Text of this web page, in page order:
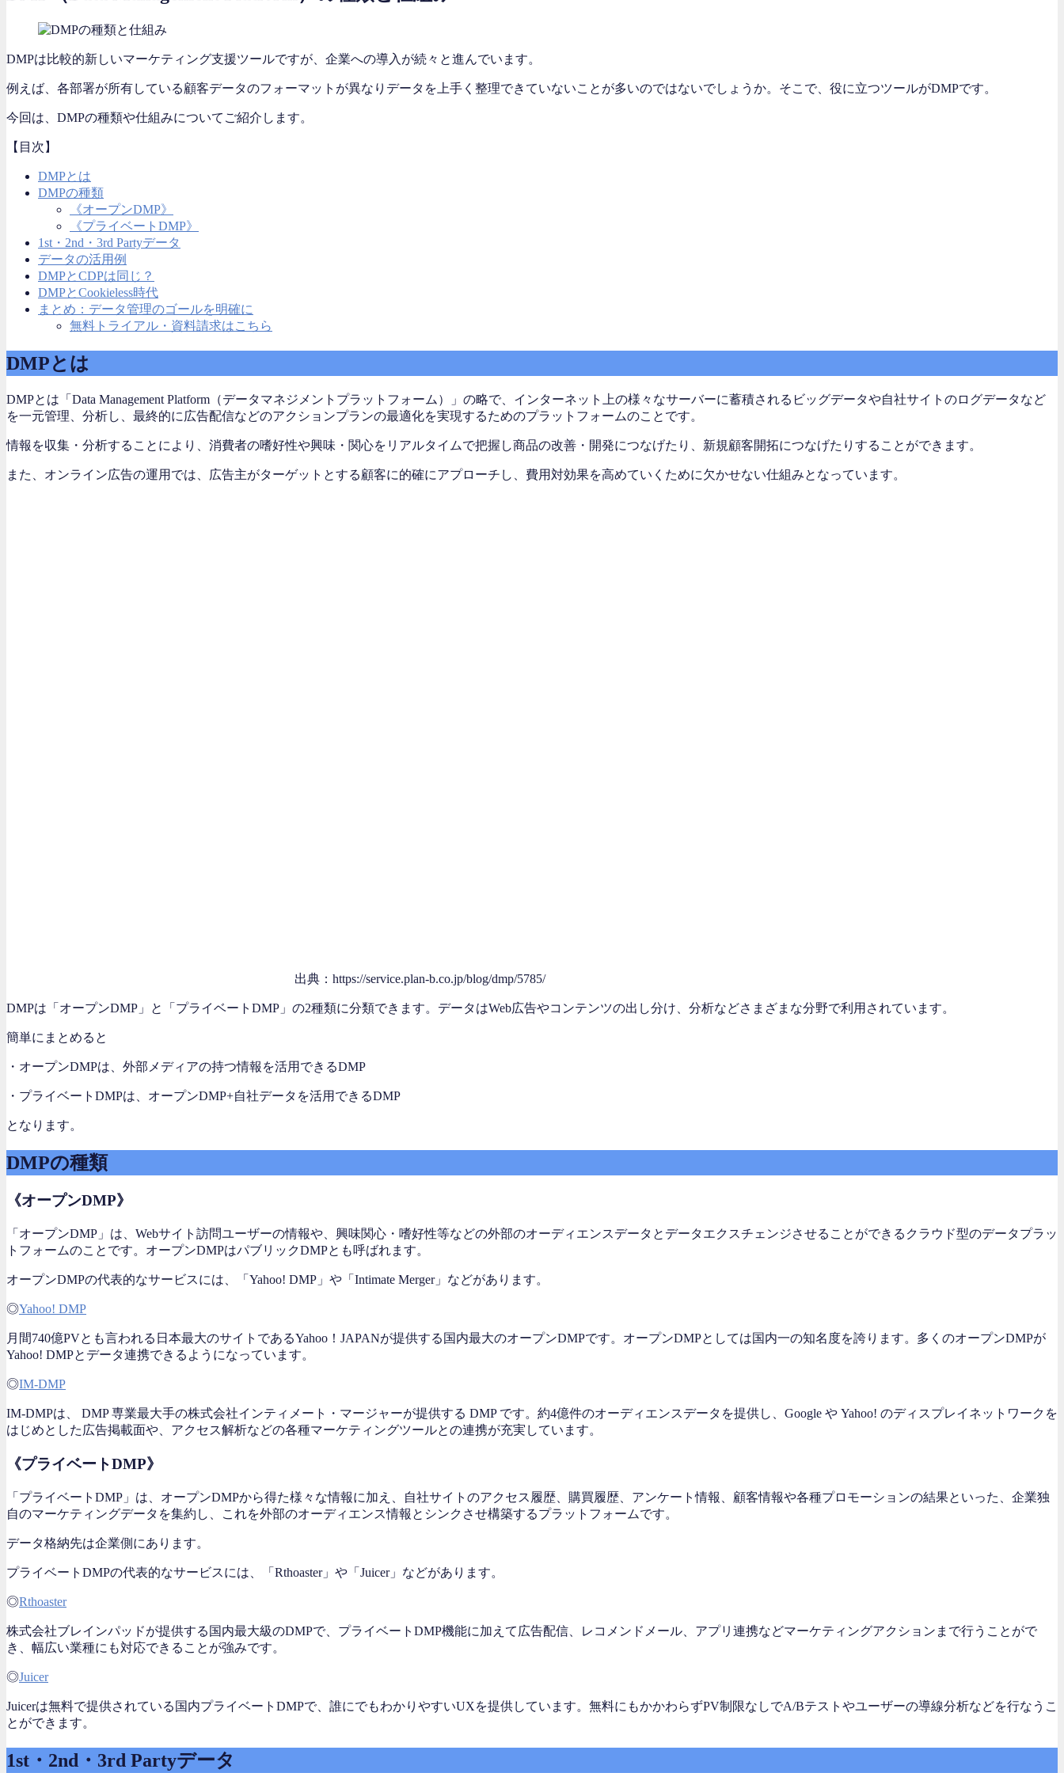
DMPは比較的新しいマーケティング支援ツールですが、企業への導入が続々と進んでいます。
例えば、各部署が所有している顧客データのフォーマットが異なりデータを上手く整理できていないことが多いのではないでしょうか。そこで、役に立つツールがDMPです。
今回は、DMPの種類や仕組みについてご紹介します。
【目次】
DMPとは
DMPの種類
《オープンDMP》
《プライベートDMP》
1st・2nd・3rd Partyデータ
データの活用例
DMPとCDPは同じ？
DMPとCookieless時代
まとめ：データ管理のゴールを明確に
無料トライアル・資料請求はこちら
DMPとは
DMPとは「Data Management Platform（データマネジメントプラットフォーム）」の略で、インターネット上の様々なサーバーに蓄積されるビッグデータや自社サイトのログデータなど
を一元管理、分析し、最終的に広告配信などのアクションプランの最適化を実現するためのプラットフォームのことです。
情報を収集・分析することにより、消費者の嗜好性や興味・関心をリアルタイムで把握し商品の改善・開発につなげたり、新規顧客開拓につなげたりすることができます。
また、オンライン広告の運用では、広告主がターゲットとする顧客に的確にアプローチし、費用対効果を高めていくために欠かせない仕組みとなっています。
出典：https://service.plan-b.co.jp/blog/dmp/5785/
DMPは「オープンDMP」と「プライベートDMP」の2種類に分類できます。データはWeb広告やコンテンツの出し分け、分析などさまざまな分野で利用されています。
簡単にまとめると
・オープンDMPは、外部メディアの持つ情報を活用できるDMP
・プライベートDMPは、オープンDMP+自社データを活用できるDMP
となります。
DMPの種類
《オープンDMP》
「オープンDMP」は、Webサイト訪問ユーザーの情報や、興味関心・嗜好性等などの外部のオーディエンスデータとデータエクスチェンジさせることができるクラウド型のデータプラッ
トフォームのことです。オープンDMPはパブリックDMPとも呼ばれます。
オープンDMPの代表的なサービスには、「Yahoo! DMP」や「Intimate Merger」などがあります。
◎Yahoo! DMP
月間740億PVとも言われる日本最大のサイトであるYahoo！JAPANが提供する国内最大のオープンDMPです。オープンDMPとしては国内一の知名度を誇ります。多くのオープンDMPが
Yahoo! DMPとデータ連携できるようになっています。
◎IM-DMP
IM-DMPは、 DMP 専業最大手の株式会社インティメート・マージャーが提供する DMP です。約4億件のオーディエンスデータを提供し、Google や Yahoo! のディスプレイネットワークを
はじめとした広告掲載面や、アクセス解析などの各種マーケティングツールとの連携が充実しています。
《プライベートDMP》
「プライベートDMP」は、オープンDMPから得た様々な情報に加え、自社サイトのアクセス履歴、購買履歴、アンケート情報、顧客情報や各種プロモーションの結果といった、企業独
自のマーケティングデータを集約し、これを外部のオーディエンス情報とシンクさせ構築するプラットフォームです。
データ格納先は企業側にあります。
プライベートDMPの代表的なサービスには、「Rthoaster」や「Juicer」などがあります。
◎Rthoaster
株式会社ブレインパッドが提供する国内最大級のDMPで、プライベートDMP機能に加えて広告配信、レコメンドメール、アプリ連携などマーケティングアクションまで行うことがで
き、幅広い業種にも対応できることが強みです。
◎Juicer
Juicerは無料で提供されている国内プライベートDMPで、誰にでもわかりやすいUXを提供しています。無料にもかかわらずPV制限なしでA/Bテストやユーザーの導線分析などを行なうこ
とができます。
1st・2nd・3rd Partyデータ